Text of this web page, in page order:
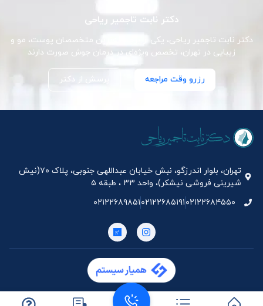
دکتر نابت تاجمیر ریاحی
دکتر نابت تاجمیر ریاحی، یکی از برجسته‌ترین متخصصان پوست، مو و
زیبایی در تهران، تخصص ویژه‌ای در درمان جوش صورت دارند
رزرو وقت مراجعه پرسش از دکتر
تهران، بلوار اندرزگو، نبش خیابان عبداللهی جنوبی، پلاک ۷۰(نیش
شیرینی فروشی نیشکر)، واحد ۳۳ ، طبقه ۵
۰۲۱۲۲۶۸۴۵۵۰۰۲۱۲۲۶۸۵۱۹۱۰۲۱۲۲۶۸۹۸۵۱